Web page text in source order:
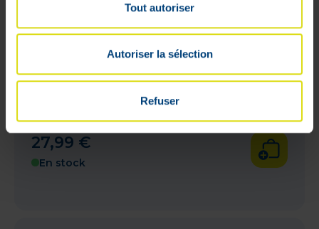
Tout autoriser
Autoriser la sélection
Refuser
Pulse Protein Clear Protein Powder
Pêche 405 gr
27,99 €
En stock